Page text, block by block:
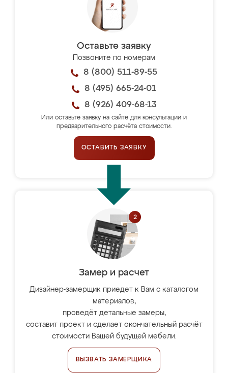
Оставьте заявку
Позвоните по номерам
8 (800) 511-89-55
8 (495) 665-24-01
8 (926) 409-68-13
Или оставьте заявку на сайте для консультации и
предварительного расчёта стоимости.
ОСТАВИТЬ ЗАЯВКУ
Замер и расчет
Дизайнер-замерщик приедет к Вам с каталогом
материалов,
проведёт детальные замеры,
составит проект и сделает окончательный расчёт
стоимости Вашей будущей мебели.
ВЫЗВАТЬ ЗАМЕРЩИКА